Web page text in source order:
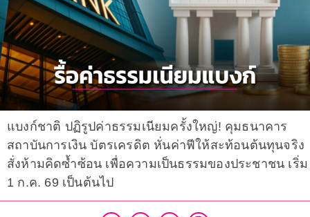
แบงก์ชาติ ปฏิรูปค่าธรรมเนียมครั้งใหญ่! คุมธนาคาร
สถาบันการเงิน บัตรเครดิต หั่นค่าฟีให้สะท้อนต้นทุนจริง
สั่งห้ามคิดซ้ำซ้อน เพื่อความเป็นธรรมของประชาชน เริ่ม
1 ก.ค. 69 เป็นต้นไป